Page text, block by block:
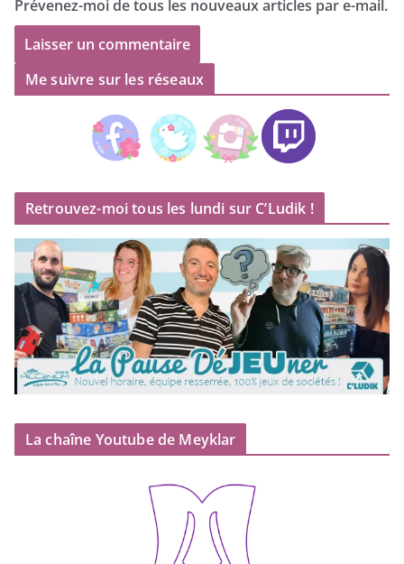
Prévenez-moi de tous les nouveaux articles par e-mail.
Me suivre sur les réseaux
Retrouvez-moi tous les lundi sur C’Ludik !
La chaîne Youtube de Meyklar